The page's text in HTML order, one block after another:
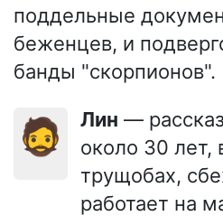
поддельные
беженцев, и
банды "скорпионов".
🧔 Лин —
около 30 лет,
трущобах,
работает на